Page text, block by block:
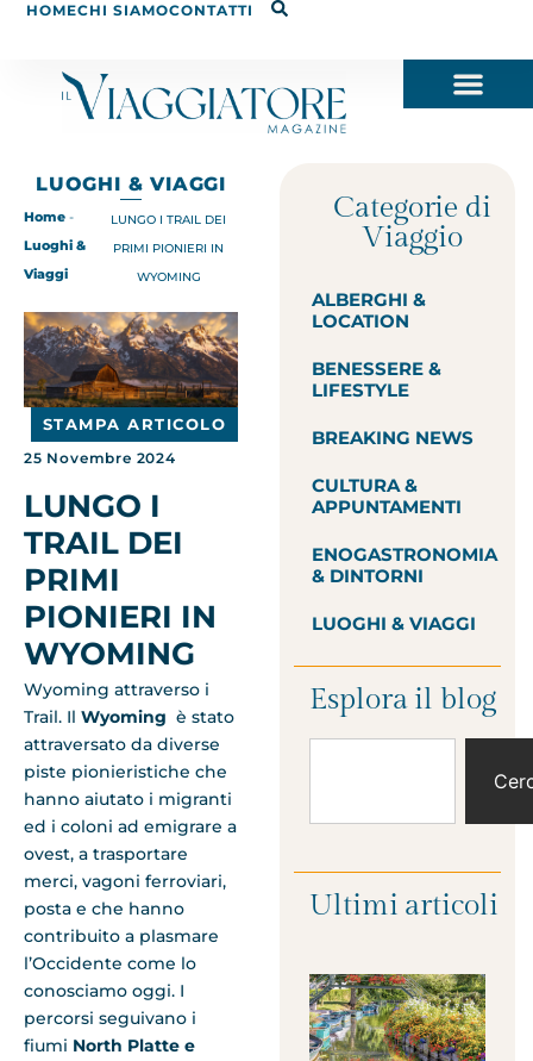
HOMECHI SIAMOCONTATTI
LUOGHI & VIAGGI
Home -
Luoghi &
Viaggi
LUNGO I TRAIL DEI
PRIMI PIONIERI IN
WYOMING
STAMPA ARTICOLO
25 Novembre 2024
LUNGO I
TRAIL DEI
PRIMI
PIONIERI IN
WYOMING
Wyoming attraverso i
Trail. Il Wyoming è stato
attraversato da diverse
piste pionieristiche che
hanno aiutato i migranti
ed i coloni ad emigrare a
ovest, a trasportare
merci, vagoni ferroviari,
posta e che hanno
contribuito a plasmare
l’Occidente come lo
conosciamo oggi. I
percorsi seguivano i
fiumi North Platte e
Categorie di
Viaggio
ALBERGHI &
LOCATION
BENESSERE &
LIFESTYLE
BREAKING NEWS
CULTURA &
APPUNTAMENTI
ENOGASTRONOMIA
& DINTORNI
LUOGHI & VIAGGI
Esplora il blog
Ultimi articoli